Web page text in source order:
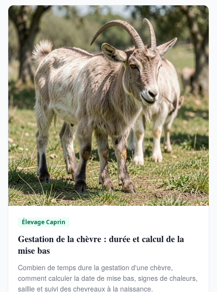
Élevage Caprin
Gestation de la chèvre : durée et calcul de la
mise bas
Combien de temps dure la gestation d'une chèvre,
comment calculer la date de mise bas, signes de chaleurs,
saillie et suivi des chevreaux à la naissance.